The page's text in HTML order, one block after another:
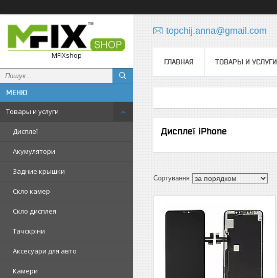
MFIXshop
Товары и услуги
Дисплеї
Акумулятори
Задние крышки
Скло камер
Скло дисплея
Тачскріни
Аксесуари для авто
Камери
topchij.anna@gmail.com
ГЛАВНАЯ ТОВАРЫ И УСЛУГИ
Дисплеї iPhone